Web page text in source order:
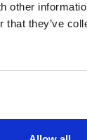
other
that they’ve
personalisiere
die Xbox-
schnelles,
Microsoft/Xbox-